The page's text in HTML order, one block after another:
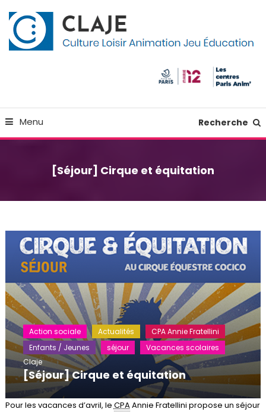
To
Content
Menu Recherche
[Séjour] Cirque et équitation
Action sociale Actualités
CPA Annie Fratellini
Enfants / Jeunes
séjour
Vacances scolaires
Claje
[Séjour] Cirque et équitation
Pour les vacances d’avril, le CPAAnnie Fratellini propose un séjour